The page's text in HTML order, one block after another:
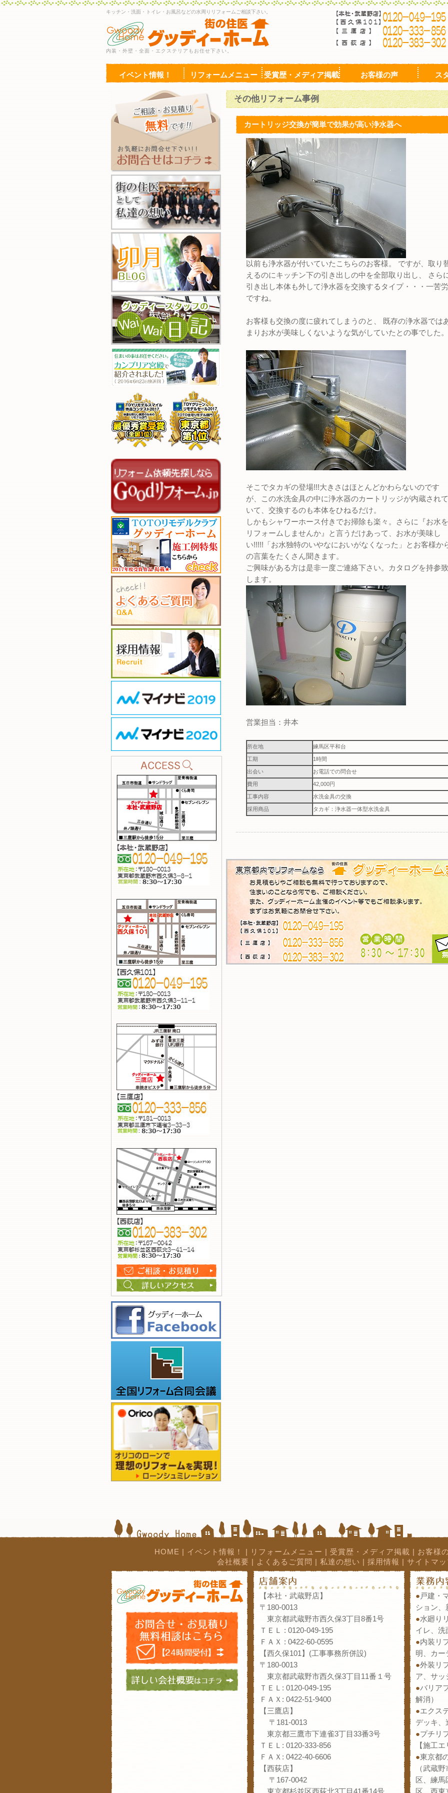
キッチン・洗面・トイレ・お風呂などの水周りリフォームご相談下さい。
内装・外壁・全面・エクステリアもお任せ下さい。
イベント情報！ リフォームメニュー 受賞歴・メディア掲載 お客様の声 ス
その他リフォーム事例
カートリッジ交換が簡単で効果が高い浄水器へ
以前も浄水器が付いていたこちらのお客様。 ですが、取り
えるのにキッチン下の引き出しの中を全部取り出し、 さら
引き出し本体も外して浄水器を交換するタイプ・・・一苦労
ですね。
お客様も交換の度に疲れてしまうのと、 既存の浄水器では
まりお水が美味しくないような気がしていたとの事でした。
そこでタカギの登場!!!大きさはほとんどかわらないのです
が、この水洗金具の中に浄水器のカートリッジが内蔵されて
いて、交換するのも本体をひねるだけ。
しかもシャワーホース付きでお掃除も楽々。さらに『お水を
リフォームしませんか』と言うだけあって、お水が美味し
い!!!!!「お水独特のいやなにおいがなくなった」とお客様か
の言葉をたくさん聞きます。
ご興味がある方は是非一度ご連絡下さい。カタログを持参致
します。
営業担当：井本
所在地 練馬区平和台
工期 1時間
出会い お電話での問合せ
費用 42,000円
工事内容 水洗金具の交換
採用商品 タカギ：浄水器一体型水洗金具
HOME | イベント情報！ | リフォームメニュー | 受賞歴・メディア掲載 | お客様
会社概要 | よくあるご質問 | 私達の想い | 採用情報 | サイトマ
【本社・武蔵野店】
〒180-0013
東京都武蔵野市西久保3丁目8番1号
ＴＥＬ : 0120-049-195
ＦＡＸ : 0422-60-0595
【西久保101】(工事事務所併設)
〒180-0013
東京都武蔵野市西久保3丁目11番１号
ＴＥＬ: 0120-049-195
ＦＡＸ: 0422-51-9400
【三鷹店】
〒181-0013
東京都三鷹市下連雀3丁目33番3号
ＴＥＬ: 0120-333-856
ＦＡＸ: 0422-40-6606
【西荻店】
〒167-0042
東京都杉並区西荻北3丁目41番14号
● 戸建・
ション、
●水廻り
イレ、洗
●内装リ
明、カー
●外装リ
ア、サッ
●バリア
解消）
●エクス
デッキ、
●プチリ
【施工エ
●東京都
（武蔵
区、練馬
区、西東